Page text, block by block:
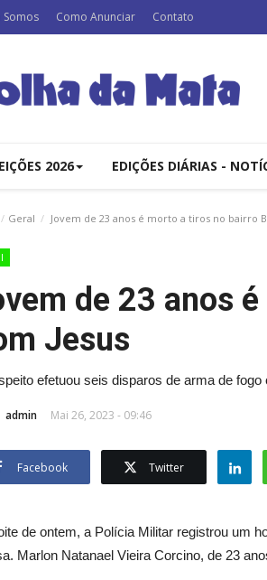
Somos Como Anunciar Contato
2026 EDIÇÕES DIÁRIAS -
Geral Jovem de 23 anos é morto a tiros no bairro
de 23 anos
Jesus
efetuou seis disparos de arma de
admin Mai 26, 2023 - 09:46
Facebook Twitter
de ontem, a Polícia Militar registrou um
Marlon Natanael Vieira Corcino, de 23